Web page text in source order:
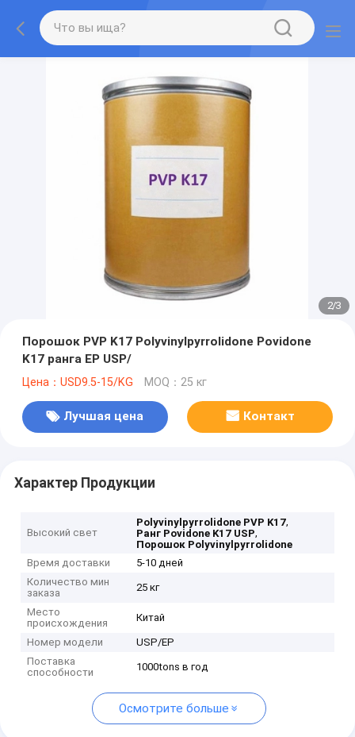
2/3
Порошок PVP K17 Polyvinylpyrrolidone Povidone
K17 ранга EP USP/
Цена：USD9.5-15/KG MOQ：25 кг
Лучшая цена Контакт
Характер Продукции
Высокий свет
Polyvinylpyrrolidone PVP K17,
Ранг Povidone K17 USP,
Порошок Polyvinylpyrrolidone
Время доставки
5-10 дней
Количество мин
заказа
25 кг
Место
происхождения
Китай
Номер модели
USP/EP
Поставка
способности
1000tons в год
Осмотрите больше